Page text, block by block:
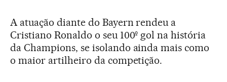
A atuação diante do Bayern rendeu a
Cristiano Ronaldo o seu 100º gol na história
da Champions, se isolando ainda mais como
o maior artilheiro da competição.